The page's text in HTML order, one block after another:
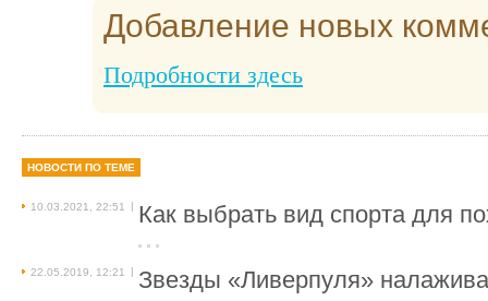
Добавление новых
Подробности здесь
НОВОСТИ ПО ТЕМЕ
10.03.2021, 22:51 | Как выбрать вид спорта для
22.05.2019, 12:21 | Звезды «Ливерпуля»